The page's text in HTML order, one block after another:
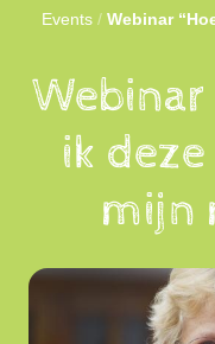
Evenementen
Kennis
Leden
Events / Webinar
ik
mijn